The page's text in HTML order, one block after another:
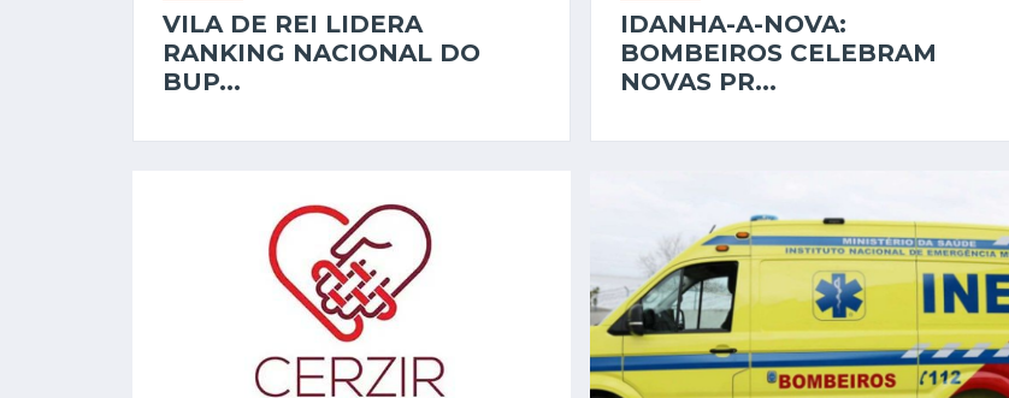
VILA DE REI LIDERA
RANKING NACIONAL DO
BUP...
IDANHA-A-NOVA:
BOMBEIROS CELEBRAM
NOVAS PR...